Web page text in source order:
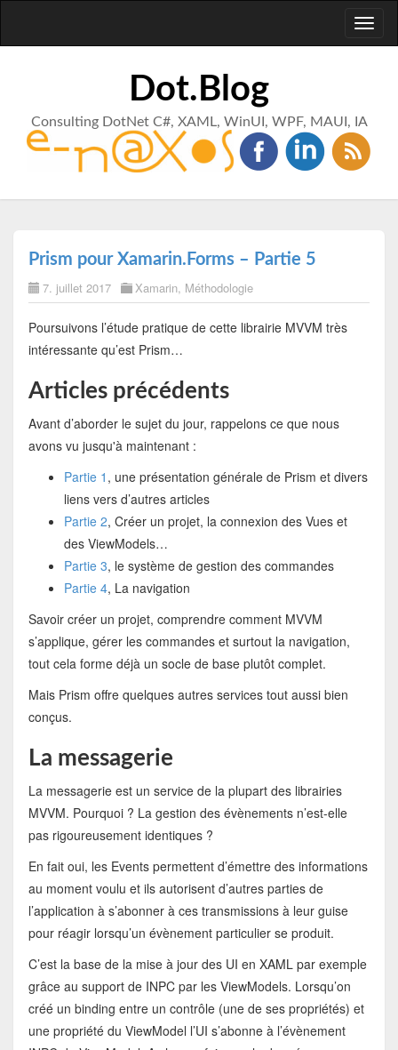
Dot.Blog
Consulting DotNet C#, XAML, WinUI, WPF, MAUI, IA
Prism pour Xamarin.Forms – Partie 5
7. juillet 2017 Xamarin, Méthodologie
Poursuivons l’étude pratique de cette librairie MVVM très
intéressante qu’est Prism…
Articles précédents
Avant d’aborder le sujet du jour, rappelons ce que nous
avons vu jusqu'à maintenant :
Partie 1 , une présentation générale de Prism et divers
liens vers d’autres articles
Partie 2, Créer un projet, la connexion des Vues et
des ViewModels…
Partie 3, le système de gestion des commandes
Partie 4, La navigation
Savoir créer un projet, comprendre comment MVVM
s’applique, gérer les commandes et surtout la navigation,
tout cela forme déjà un socle de base plutôt complet.
Mais Prism offre quelques autres services tout aussi bien
conçus.
La messagerie
La messagerie est un service de la plupart des librairies
MVVM. Pourquoi ? La gestion des évènements n’est-elle
pas rigoureusement identiques ?
En fait oui, les Events permettent d’émettre des informations
au moment voulu et ils autorisent d’autres parties de
l’application à s’abonner à ces transmissions à leur guise
pour réagir lorsqu’un évènement particulier se produit.
C’est la base de la mise à jour des UI en XAML par exemple
grâce au support de INPC par les ViewModels. Lorsqu’on
créé un binding entre un contrôle (une de ses propriétés) et
une propriété du ViewModel l’UI s’abonne à l’évènement